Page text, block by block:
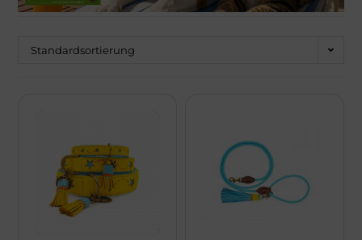
Newsletter Anmeldung
Zahlungsinformation
Standardsortierung